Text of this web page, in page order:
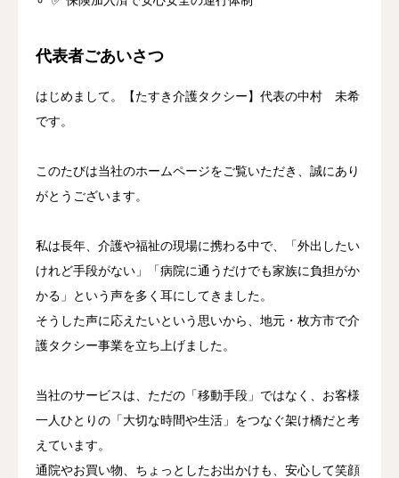
代表者ごあいさつ
はじめまして。【たすき介護タクシー】代表の中村 未希
です。
このたびは当社のホームページをご覧いただき、誠にあり
がとうございます。
私は長年、介護や福祉の現場に携わる中で、「外出したい
けれど手段がない」「病院に通うだけでも家族に負担がか
かる」という声を多く耳にしてきました。
そうした声に応えたいという思いから、地元・枚方市で介
護タクシー事業を立ち上げました。
当社のサービスは、ただの「移動手段」ではなく、お客様
一人ひとりの「大切な時間や生活」をつなぐ架け橋だと考
えています。
通院やお買い物、ちょっとしたお出かけも、安心して笑顔